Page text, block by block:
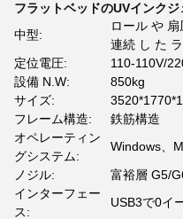
フラットベッドのUVインク
中型:
ロール や
連続 し た
定位電圧:
110-110V/
設備 N.W:
850kg
サイズ:
フレーム構造:
鉄筋構造
オペレーティン
グシステム:
Windows、
ノジル:
富裕層 G5/
インターフェー
ス:
USB3で0イ